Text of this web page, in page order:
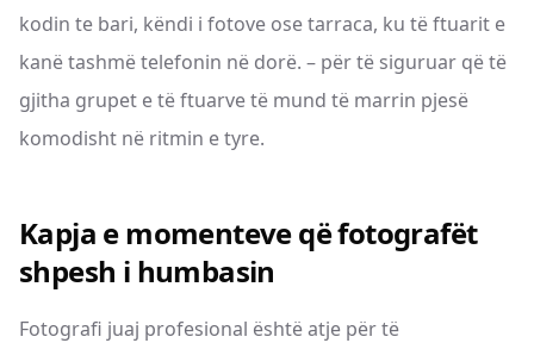
kodin te bari, këndi i fotove ose tarraca, ku të ftuarit e
kanë tashmë telefonin në dorë. – për të siguruar që të
gjitha grupet e të ftuarve të mund të marrin pjesë
komodisht në ritmin e tyre.
Kapja e momenteve që fotografët
shpesh i humbasin
Fotografi juaj profesional është atje për të